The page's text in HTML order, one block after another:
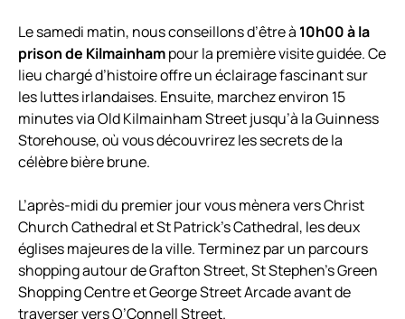
Le samedi matin, nous conseillons d’être à 10h00 à la
prison de Kilmainhampour la première visite guidée. Ce
lieu chargé d’histoire offre un éclairage fascinant sur
les luttes irlandaises. Ensuite, marchez environ 15
minutes via Old Kilmainham Street jusqu’à la Guinness
Storehouse, où vous découvrirez les secrets de la
célèbre bière brune.
L’après-midi du premier jour vous mènera vers Christ
Church Cathedral et St Patrick’s Cathedral, les deux
églises majeures de la ville. Terminez par un parcours
shopping autour de Grafton Street, St Stephen’s Green
Shopping Centre et George Street Arcade avant de
traverser vers O’Connell Street.